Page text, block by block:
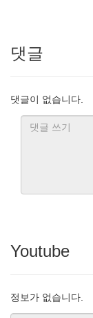
댓글
댓글이 없습니다.
Youtube
정보가 없습니다.